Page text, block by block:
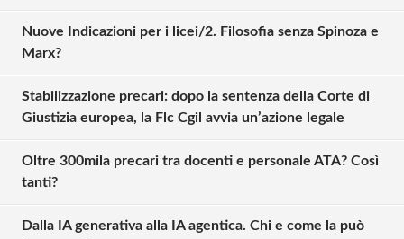
Nuove Indicazioni per i licei/2. Filosofia senza Spinoza e
Marx?
Stabilizzazione precari: dopo la sentenza della Corte di
Giustizia europea, la Flc Cgil avvia un’azione legale
Oltre 300mila precari tra docenti e personale ATA? Così
tanti?
Dalla IA generativa alla IA agentica. Chi e come la può